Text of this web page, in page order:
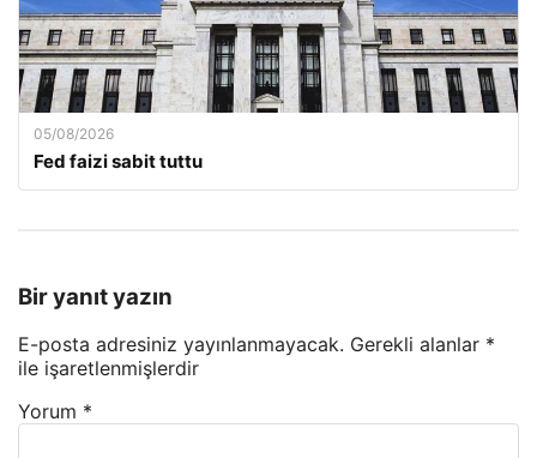
05/08/2026
Fed faizi sabit tuttu
Bir yanıt yazın
E-posta adresiniz yayınlanmayacak. Gerekli alanlar *
ile işaretlenmişlerdir
Yorum *